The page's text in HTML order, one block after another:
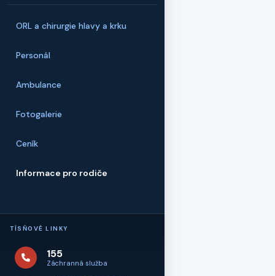
ORL a chirurgie hlavy a krku
Personál
Ambulance
Fotogalerie
Ceník
Informace pro rodiče
TÍSŇOVÉ LINKY
155
Záchranná služba